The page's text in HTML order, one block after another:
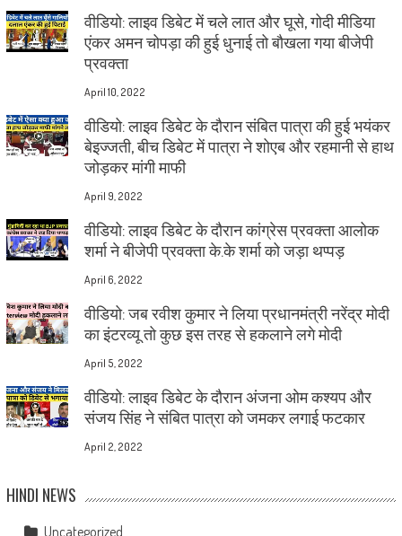
वीडियो: लाइव डिबेट में चले लात और घूसे, गोदी मीडिया
एंकर अमन चोपड़ा की हुई धुनाई तो बौखला गया बीजेपी
प्रवक्ता
April 10, 2022
वीडियो: लाइव डिबेट के दौरान संबित पात्रा की हुई भयंकर
बेइज्जती, बीच डिबेट में पात्रा ने शोएब और रहमानी से हाथ
जोड़कर मांगी माफी
April 9, 2022
वीडियो: लाइव डिबेट के दौरान कांग्रेस प्रवक्ता आलोक
शर्मा ने बीजेपी प्रवक्ता के.के शर्मा को जड़ा थप्पड़
April 6, 2022
वीडियो: जब रवीश कुमार ने लिया प्रधानमंत्री नरेंद्र मोदी
का इंटरव्यू तो कुछ इस तरह से हकलाने लगे मोदी
April 5, 2022
वीडियो: लाइव डिबेट के दौरान अंजना ओम कश्यप और
संजय सिंह ने संबित पात्रा को जमकर लगाई फटकार
April 2, 2022
HINDI NEWS
Uncategorized